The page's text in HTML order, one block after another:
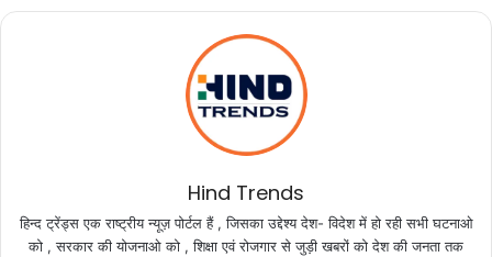
Hind Trends
हिन्द ट्रेंड्स एक राष्ट्रीय न्यूज़ पोर्टल हैं , जिसका उद्देश्य देश- विदेश में हो रही सभी घटनाओ
को , सरकार की योजनाओ को , शिक्षा एवं रोजगार से जुड़ी खबरों को देश की जनता तक